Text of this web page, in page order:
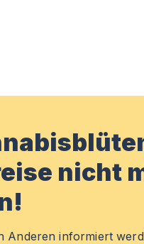
nicht
Anderen informiert